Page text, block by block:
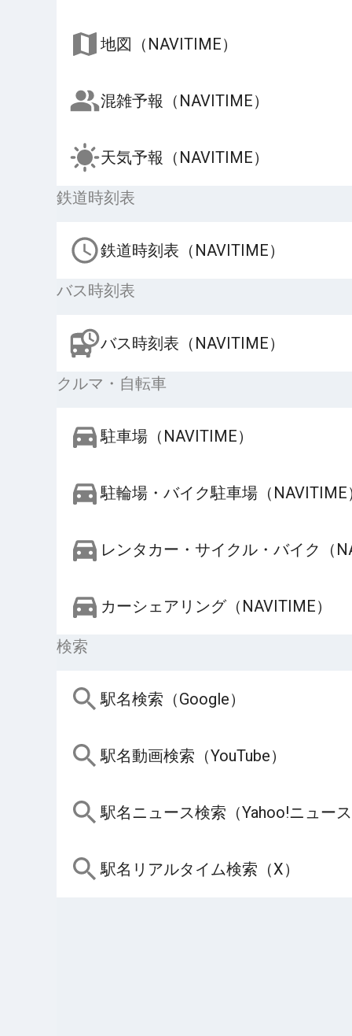
地図（NAVITIME）
混雑予報（NAVITIME）
天気予報（NAVITIME）
鉄道時刻表
鉄道時刻表（NAVITIME）
バス時刻表
バス時刻表（NAVITIME）
クルマ・自転車
駐車場（NAVITIME）
駐輪場・バイク駐車場（NAVITIME
レンタカー・サイクル・バイク（
カーシェアリング（NAVITIME）
検索
駅名検索（Google）
駅名動画検索（YouTube）
駅名ニュース検索（Yahoo!ニュー
駅名リアルタイム検索（X）